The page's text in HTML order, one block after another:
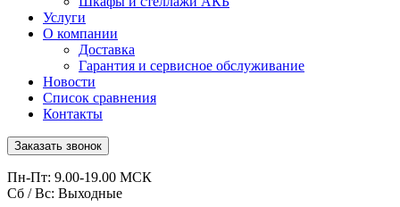
Услуги
О компании
Доставка
Гарантия и сервисное обслуживание
Новости
Список сравнения
Контакты
Заказать звонок
Пн-Пт: 9.00-19.00 МСК
Сб / Вс: Выходные